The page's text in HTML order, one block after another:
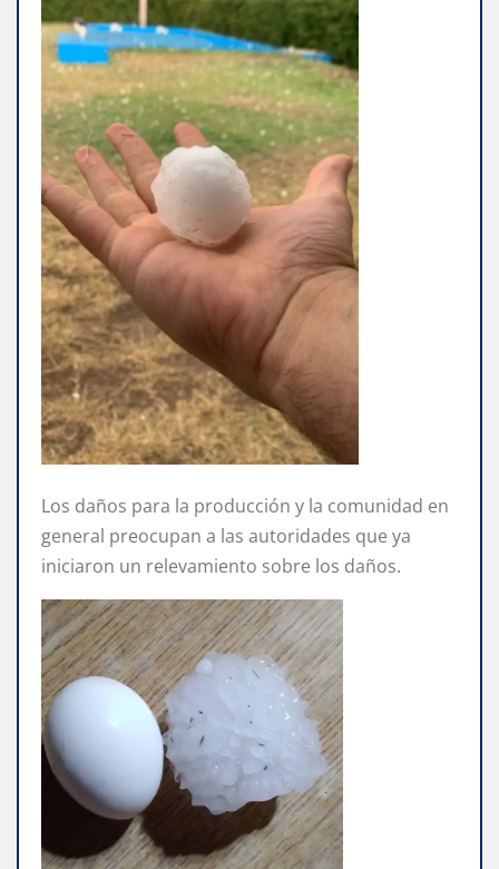
Los daños para la producción y la comunidad en
general preocupan a las autoridades que ya
iniciaron un relevamiento sobre los daños.